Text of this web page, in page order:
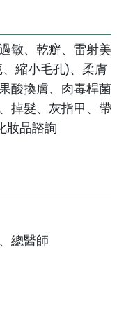
敏、乾癬、雷射美
縮小毛孔)、柔膚
酸換膚、肉毒桿菌
掉髮、灰指甲、帶
妝品諮詢
總醫師